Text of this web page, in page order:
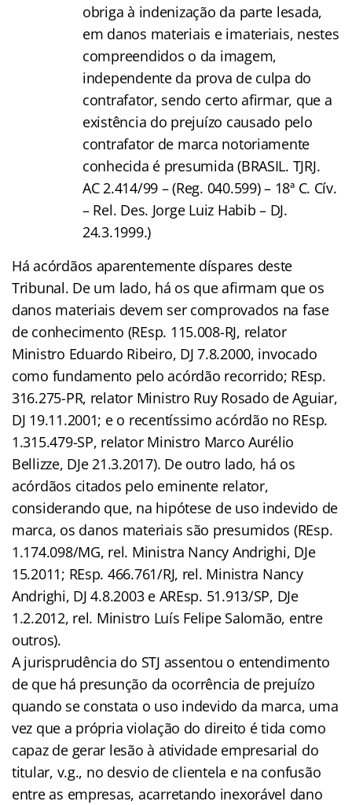
obriga à indenização da parte lesada,
em danos materiais e imateriais, nestes
compreendidos o da imagem,
independente da prova de culpa do
contrafator, sendo certo afirmar, que a
existência do prejuízo causado pelo
contrafator de marca notoriamente
conhecida é presumida (BRASIL. TJRJ.
AC 2.414/99 – (Reg. 040.599) – 18ª C. Cív.
– Rel. Des. Jorge Luiz Habib – DJ.
24.3.1999.)
Há acórdãos aparentemente díspares deste
Tribunal. De um lado, há os que afirmam que os
danos materiais devem ser comprovados na fase
de conhecimento (REsp. 115.008-RJ, relator
Ministro Eduardo Ribeiro, DJ 7.8.2000, invocado
como fundamento pelo acórdão recorrido; REsp.
316.275-PR, relator Ministro Ruy Rosado de Aguiar,
DJ 19.11.2001; e o recentíssimo acórdão no REsp.
1.315.479-SP, relator Ministro Marco Aurélio
Bellizze, DJe 21.3.2017). De outro lado, há os
acórdãos citados pelo eminente relator,
considerando que, na hipótese de uso indevido de
marca, os danos materiais são presumidos (REsp.
1.174.098/MG, rel. Ministra Nancy Andrighi, DJe
15.2011; REsp. 466.761/RJ, rel. Ministra Nancy
Andrighi, DJ 4.8.2003 e AREsp. 51.913/SP, DJe
1.2.2012, rel. Ministro Luís Felipe Salomão, entre
outros).
A jurisprudência do STJ assentou o entendimento
de que há presunção da ocorrência de prejuízo
quando se constata o uso indevido da marca, uma
vez que a própria violação do direito é tida como
capaz de gerar lesão à atividade empresarial do
titular, v.g., no desvio de clientela e na confusão
entre as empresas, acarretando inexorável dano